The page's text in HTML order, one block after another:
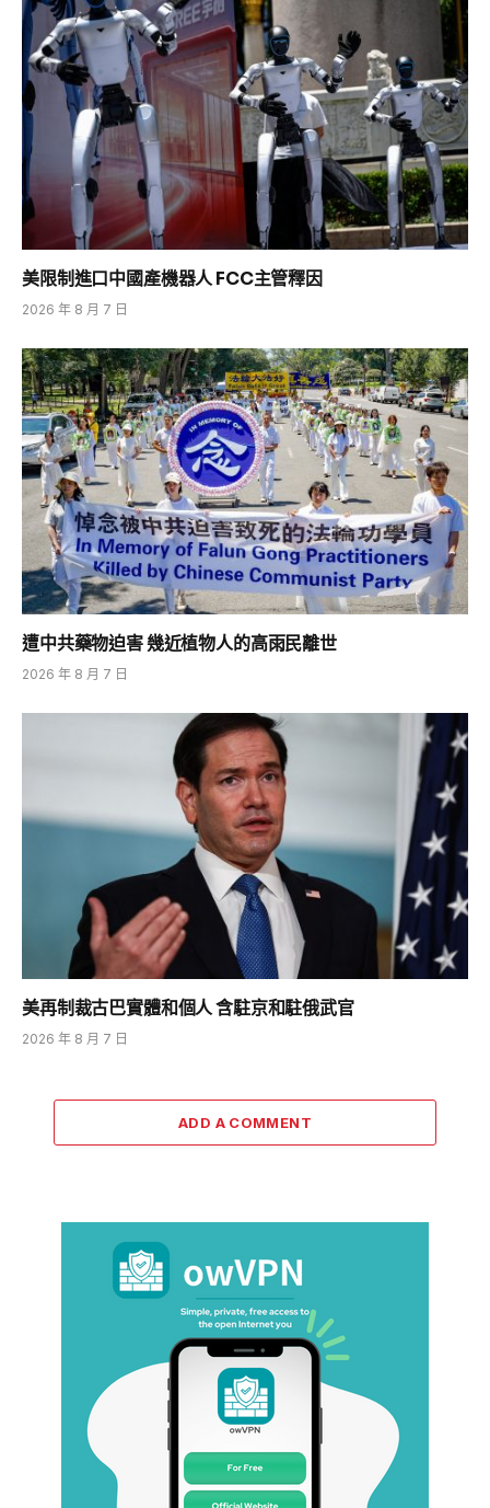
美限制進口中國產機器人 FCC主管釋因
2026 年 8 月 7 日
遭中共藥物迫害 幾近植物人的高雨民離世
2026 年 8 月 7 日
美再制裁古巴實體和個人 含駐京和駐俄武官
2026 年 8 月 7 日
ADD A COMMENT